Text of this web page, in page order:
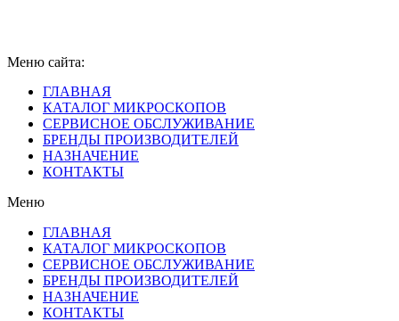
Меню сайта:
ГЛАВНАЯ
КАТАЛОГ МИКРОСКОПОВ
СЕРВИСНОЕ ОБСЛУЖИВАНИЕ
БРЕНДЫ ПРОИЗВОДИТЕЛЕЙ
НАЗНАЧЕНИЕ
КОНТАКТЫ
Меню
ГЛАВНАЯ
КАТАЛОГ МИКРОСКОПОВ
СЕРВИСНОЕ ОБСЛУЖИВАНИЕ
БРЕНДЫ ПРОИЗВОДИТЕЛЕЙ
НАЗНАЧЕНИЕ
КОНТАКТЫ